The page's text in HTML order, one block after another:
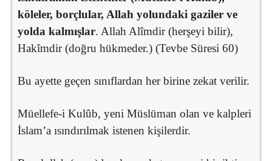
köleler, borçlular, Allah yolundaki gaziler ve
yolda kalmışlar. Allah Alîmdir (herşeyi bilir),
Hakîmdir (doğru hükmeder.) (Tevbe Süresi 60)
Bu ayette geçen sınıflardan her birine zekat verilir.
Müellefe-i Kulûb, yeni Müslüman olan ve kalpleri
İslam’a ısındırılmak istenen kişilerdir.